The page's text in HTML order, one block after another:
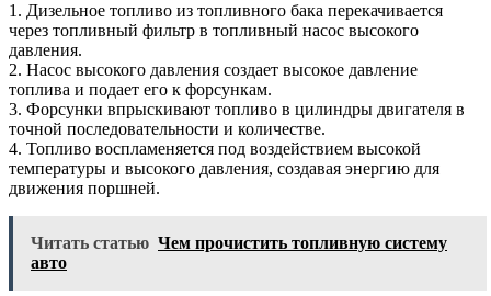
1. Дизельное топливо из топливного бака перекачивается
через топливный фильтр в топливный насос высокого
давления.
2. Насос высокого давления создает высокое давление
топлива и подает его к форсункам.
3. Форсунки впрыскивают топливо в цилиндры двигателя в
точной последовательности и количестве.
4. Топливо воспламеняется под воздействием высокой
температуры и высокого давления, создавая энергию для
движения поршней.
Читать статью Чем прочистить топливную систему
авто